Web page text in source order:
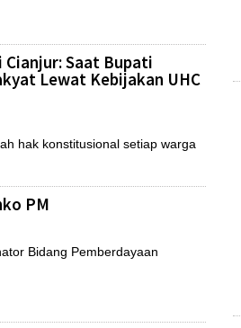
Saat Bupati
Lewat Kebijakan UHC
hak konstitusional setiap warga
PM
Bidang Pemberdayaan